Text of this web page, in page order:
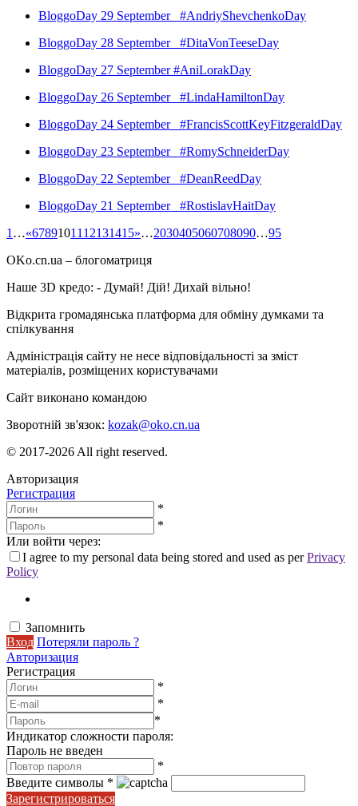
BloggoDay 29 September #AndriyShevchenkoDay
BloggoDay 28 September #DitaVonTeeseDay
BloggoDay 27 September #AniLorakDay
BloggoDay 26 September #LindaHamiltonDay
BloggoDay 24 September #FrancisScottKeyFitzgeraldDay
BloggoDay 23 September #RomySchneiderDay
BloggoDay 22 September #DeanReedDay
BloggoDay 21 September #RostislavHaitDay
1 …«67891011 12131415»…2030405060708090…95
OKo.cn.ua – блогоматриця
Наше 3D кредо: - Думай! Дій! Дихай вільно!
Відкрита громадянська платформа для обміну думками та
спілкування
Адміністрація сайту не несе відповідальності за зміст
матеріалів, розміщених користувачами
Сайт виконано командою
Зворотній зв'язок: kozak@oko.cn.ua
© 2017-2026 All right reserved.
Авторизация
Регистрация
*
*
Или войти через:
I agree to my personal data being stored and used as perPrivacy
Policy
Запомнить
Вход Потеряли пароль ?
Авторизация
Регистрация
*
*
*
Индикатор сложности пароля:
Пароль не введен
*
Введите символы *
Зарегистрироваться